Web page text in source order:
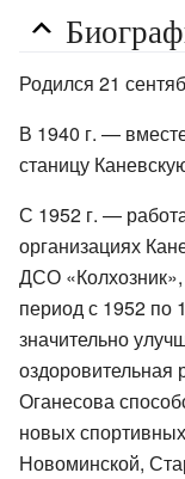
Родился 21
В 1940 г. —
станицу
С 1952 г. —
организациях
ДСО «Колхозник»,
период с 1952 по
значительно
оздоровительная
Оганесова
новых
Новоминской,